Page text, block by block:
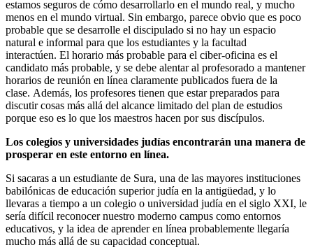
estamos seguros de cómo desarrollarlo en el mundo real, y mucho
menos en el mundo virtual. Sin embargo, parece obvio que es poco
probable que se desarrolle el discipulado si no hay un espacio
natural e informal para que los estudiantes y la facultad
interactúen. El horario más probable para el ciber-oficina es el
candidato más probable, y se debe alentar al profesorado a mantener
horarios de reunión en línea claramente publicados fuera de la
clase. Además, los profesores tienen que estar preparados para
discutir cosas más allá del alcance limitado del plan de estudios
porque eso es lo que los maestros hacen por sus discípulos.
Los colegios y universidades judías encontrarán una manera de
prosperar en este entorno en línea.
Si sacaras a un estudiante de Sura, una de las mayores instituciones
babilónicas de educación superior judía en la antigüedad, y lo
llevaras a tiempo a un colegio o universidad judía en el siglo XXI, le
sería difícil reconocer nuestro moderno campus como entornos
educativos, y la idea de aprender en línea probablemente llegaría
mucho más allá de su capacidad conceptual.